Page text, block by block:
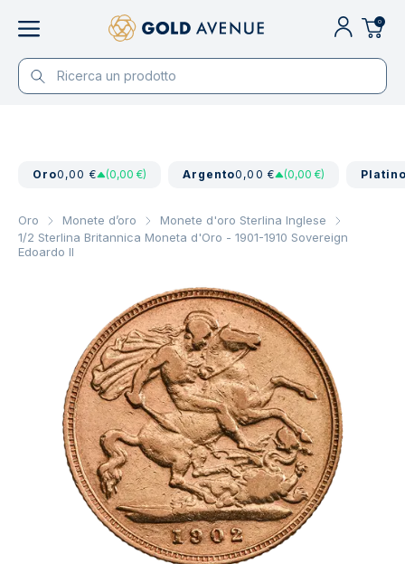
0
Oro0,00 € (0,00 €) Argento0,00 € (0,00 €)
Oro Monete d’oro
Monete d'oro Sterlina Inglese
1/2 Sterlina Britannica Moneta d'Oro - 1901-1910 Sovereign
Edoardo II